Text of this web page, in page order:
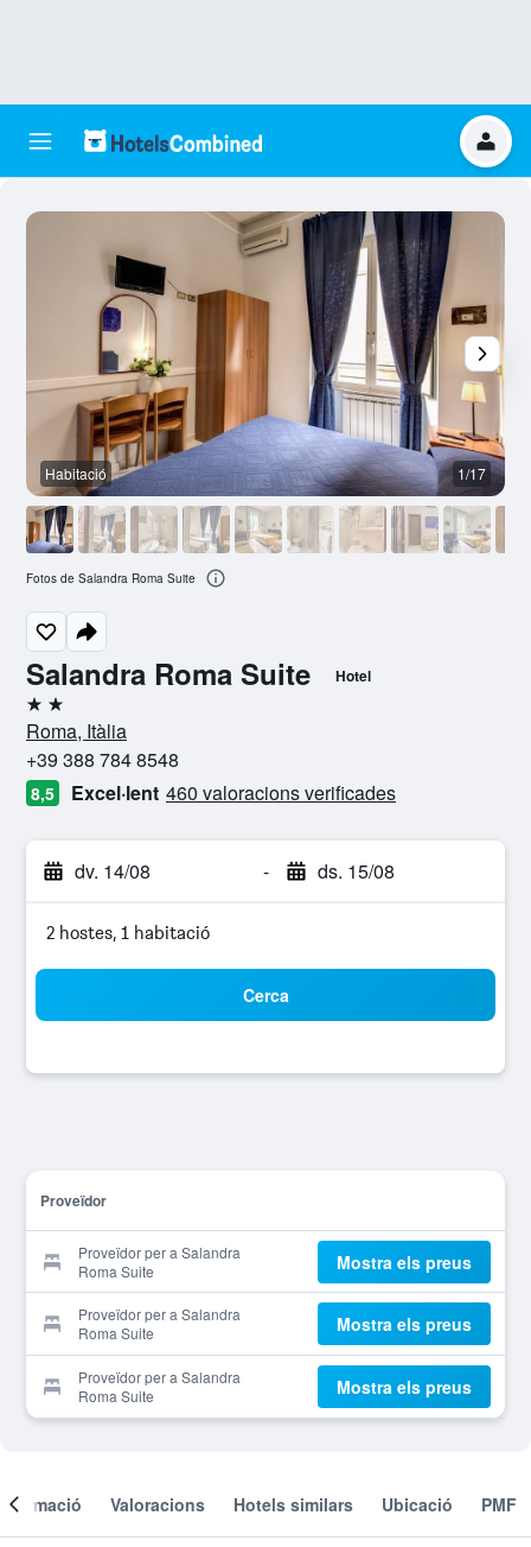
Salandra Roma Suite Hotel
2 estrelles
Roma, Itàlia
+39 388 784 8548
8,5 Excel·lent 460 valoracions verificades
dv. 14/08 - ds. 15/08
2 hostes, 1 habitació
Cerca
Proveïdor
Proveïdor per a Salandra
Roma Suite
Mostra els preus
Proveïdor per a Salandra
Roma Suite
Mostra els preus
Proveïdor per a Salandra
Roma Suite
Mostra els preus
Habitació 1/17
Fotos de Salandra Roma Suite
Valoracions Hotels similars Ubicació PMF